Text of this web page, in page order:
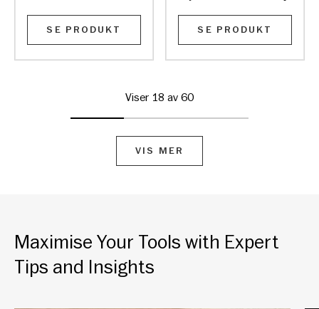
SE PRODUKT SE PRODUKT
Viser 18 av 60
VIS MER
Maximise Your Tools with Expert
Tips and Insights